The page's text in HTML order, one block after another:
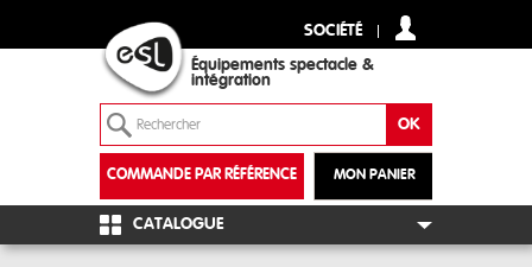
SOCIÉTÉ
Équipements spectacle &
intégration
MON PANIER
COMMANDE PAR RÉFÉRENCE
+
CATALOGUE